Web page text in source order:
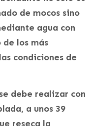
de mocos sino
agua con
de los más
condiciones de
debe realizar con
a unos 39
reseca la